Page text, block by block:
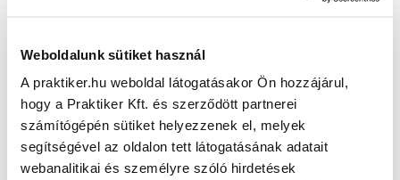
Weboldalunk sütiket használ
A praktiker.hu weboldal látogatásakor Ön hozzájárul,
hogy a Praktiker Kft. és szerződött partnerei
számítógépén sütiket helyezzenek el, melyek
segítségével az oldalon tett látogatásának adatait
webanalitikai és személyre szóló hirdetések
Oldal újratöltése